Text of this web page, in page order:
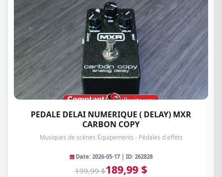
PEDALE DELAI NUMERIQUE ( DELAY) MXR
CARBON COPY
Musiques de scènes/Équipements - Pédales d effets
Date: 2026-05-17 | ID: 262828
199,99 $189,99 $